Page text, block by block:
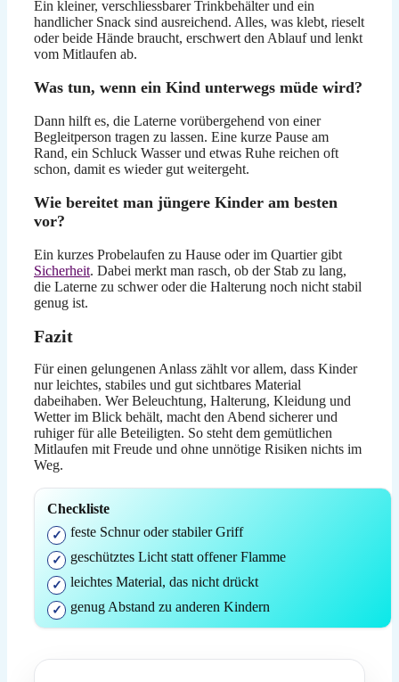
Ein kleiner, verschliessbarer Trinkbehälter und ein
handlicher Snack sind ausreichend. Alles, was klebt, rieselt
oder beide Hände braucht, erschwert den Ablauf und lenkt
vom Mitlaufen ab.
Was tun, wenn ein Kind unterwegs müde wird?
Dann hilft es, die Laterne vorübergehend von einer
Begleitperson tragen zu lassen. Eine kurze Pause am
Rand, ein Schluck Wasser und etwas Ruhe reichen oft
schon, damit es wieder gut weitergeht.
Wie bereitet man jüngere Kinder am besten
vor?
Ein kurzes Probelaufen zu Hause oder im Quartier gibt
Sicherheit. Dabei merkt man rasch, ob der Stab zu lang,
die Laterne zu schwer oder die Halterung noch nicht stabil
genug ist.
Fazit
Für einen gelungenen Anlass zählt vor allem, dass Kinder
nur leichtes, stabiles und gut sichtbares Material
dabeihaben. Wer Beleuchtung, Halterung, Kleidung und
Wetter im Blick behält, macht den Abend sicherer und
ruhiger für alle Beteiligten. So steht dem gemütlichen
Mitlaufen mit Freude und ohne unnötige Risiken nichts im
Weg.
Checkliste
feste Schnur oder stabiler Griff
geschütztes Licht statt offener Flamme
leichtes Material, das nicht drückt
genug Abstand zu anderen Kindern